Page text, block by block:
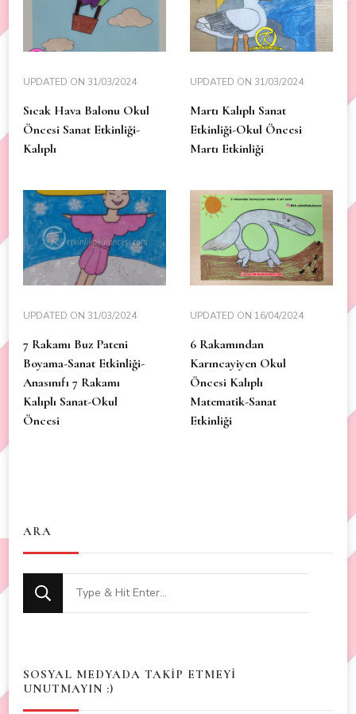
UPDATED ON 31/03/2024
Sıcak Hava Balonu Okul
Öncesi Sanat Etkinliği-
Kalıplı
UPDATED ON 31/03/2024
Martı Kalıplı Sanat
Etkinliği-Okul Öncesi
Martı Etkinliği
UPDATED ON 31/03/2024
7 Rakamı Buz Pateni
Boyama-Sanat Etkinliği-
Anasınıfı 7 Rakamı
Kalıplı Sanat-Okul
Öncesi
UPDATED ON 16/04/2024
6 Rakamından
Karıncayiyen Okul
Öncesi Kalıplı
Matematik-Sanat
Etkinliği
ARA
Looking
for
SOSYAL MEDYADA TAKİP ETMEYİ
UNUTMAYIN :)